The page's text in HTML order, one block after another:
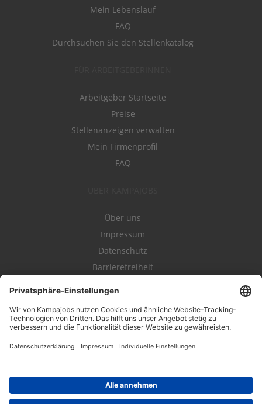
Mein Lebenslauf
FAQ
Durchsuchen Sie den Stellenkatalog
Arbeitgeber Startseite
Preise
Stellenanzeigen verwalten
Mein Firmenprofil
FAQ
Über uns
Impressum
Datenschutz
Barrierefreiheit
Kampahire
Kampagnenforum
LeadNow